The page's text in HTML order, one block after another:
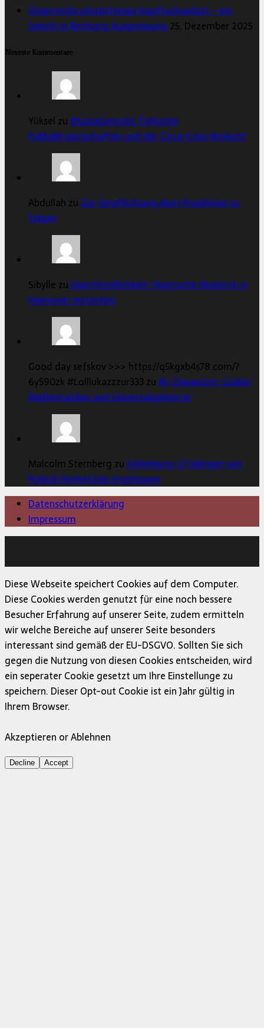
Österreichs umstrittenes Kopftuchverbot – ein
Schritt in Richtung Ausgrenzung 25. Dezember 2025
Neueste Kommentare
Yüksel zu#GazaGenozid: Türkische
Fußballmannschaften und der Coca-Cola-Boykott
Abdullah zu Zur Verpflichtung dem Propheten zu
folgen
Sibylle zu Islamfeindlichkeit: Algerische Muslimin in
Hannover erstochen
Good day sefskov >>> https://q5kgxb4s78.com/?
6y590zk #Lolllukazzzur333 zuAl-Chwarizmi: Großer
Mathematiker und Universalgelehrter
Malcolm Sternberg zu Oldenburg: 21-Jähriger von
Polizist hinterrücks erschossen
Datenschutzerklärung
Impressum
Diese Webseite speichert Cookies auf dem Computer.
Diese Cookies werden genutzt für eine noch bessere
Besucher Erfahrung auf unserer Seite, zudem ermitteln
wir welche Bereiche auf unserer Seite besonders
interessant sind gemäß der EU-DSGVO. Sollten Sie sich
gegen die Nutzung von diesen Cookies entscheiden, wird
ein seperater Cookie gesetzt um Ihre Einstellunge zu
speichern. Dieser Opt-out Cookie ist ein Jahr gültig in
Ihrem Browser.
Akzeptieren or Ablehnen
Decline Accept